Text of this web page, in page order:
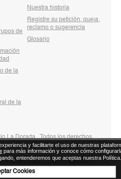
de
de la
de la
Nuestra historia
Registre su petición, queja,
reclamo o sugerencia
Glosario
La Dorada . Todos los derechos
por Exus™ | Email Marketing
y facilitarte el uso de nuestras
para más información y conoce cómo
entenderemos que aceptas nuestra Política.
Cookies